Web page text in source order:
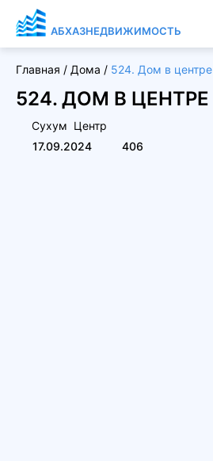
АБХАЗНЕДВИЖИМОСТЬ
Главная / Дома / 524. Дом в центре
524. ДОМ В ЦЕНТРЕ
Сухум Центр
17.09.2024
406